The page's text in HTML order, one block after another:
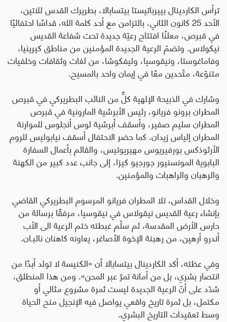
ترأس الكاردينال بييرباتيستا بيتسابالا، بطريرك القدس للاتين،
الأحد 25 كانون الثاني، بالتزامن مع أحد كلمة الله، قداسًا احتفاليًا
في قبرص، معلنًا افتتاح رعيّة جديدة تحت شفاعة القديس
نيكولاس. وتضمّ الرعية الجديدة المؤمنين من مناطق كيرينيا،
وفاماغوستا، ونيقوسيا، وليفكوشا، من لغات وثقافات وخلفيات
متنوّعة، متّحدين معًا في إيمان واحد بالمسيح.
وشارك في الذبيحة الإلهية كلٌّ من النائب البطريركي في قبرص
المطران برونو فريانو، رئيس الأبرشية المارونية في قبرص
المطران سليم صفير، وأسقف أبرشية لوس أنجلوس للموارنة
المطران إلياس زيدان. كما حضر الاحتفال أسقف نيابوليس للروم
الأرثوذكس بورفيريوس مهيريوتيس، والقائم بأعمال السفارة
البابوية المونسنيور جورجيو كيزا، إلى جانب عدد كبير من الكهنة
والرهبان والراهبات والمؤمنين.
وخلال القداس، تلا المطران فريانو المرسوم البطريركي القاضي
بإنشاء رعية القديس نيقولاس في نيقوسيا، مرفقًا برسالة من
حارس الأرض المقدسة، ثم سلّم غبطته ختم الرعية الى الأب
أندرو أرهين، من رهبنة الإخوة الأصاغر، يعاونه كاهنان نائبـان.
وفي عظته، أكد الكاردينال بيتسابالا أن «الكنيسة لا تولد أبدًا من
انتصار بشري، بل من أمانة تمرّ عبر المحن». ومن هذا المنطلق،
شدّد على أنّ الرعية الجديدة ليست ثمرة مشروع مثالي أو
مكتمل، بل ثمرة تاريخ واقعي يواصل فيه الإنجيل منح الحياة
وسط تعقيدات التاريخ البشري.